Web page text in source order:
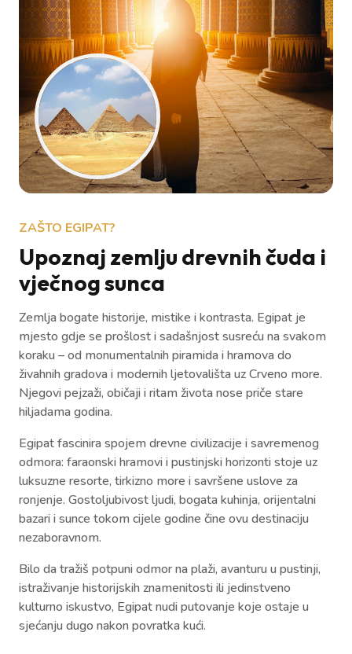
ZAŠTO EGIPAT?
Upoznaj zemlju drevnih čuda i
vječnog sunca
Zemlja bogate historije, mistike i kontrasta. Egipat je
mjesto gdje se prošlost i sadašnjost susreću na svakom
koraku – od monumentalnih piramida i hramova do
živahnih gradova i modernih ljetovališta uz Crveno more.
Njegovi pejzaži, običaji i ritam života nose priče stare
hiljadama godina.
Egipat fascinira spojem drevne civilizacije i savremenog
odmora: faraonski hramovi i pustinjski horizonti stoje uz
luksuzne resorte, tirkizno more i savršene uslove za
ronjenje. Gostoljubivost ljudi, bogata kuhinja, orijentalni
bazari i sunce tokom cijele godine čine ovu destinaciju
nezaboravnom.
Bilo da tražiš potpuni odmor na plaži, avanturu u pustinji,
istraživanje historijskih znamenitosti ili jedinstveno
kulturno iskustvo, Egipat nudi putovanje koje ostaje u
sjećanju dugo nakon povratka kući.